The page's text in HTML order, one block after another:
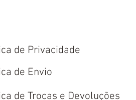
de Privacidade
de Envio
de Trocas e Devoluções